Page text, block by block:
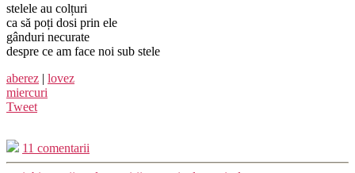
stelele au colțuri
ca să poți dosi prin ele
gânduri necurate
despre ce am face noi sub stele
aberez | lovez
miercuri
Tweet
11 comentarii